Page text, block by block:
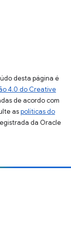
desta página é
4.0 do Creative
de acordo com
aspolíticas do
da Oracle